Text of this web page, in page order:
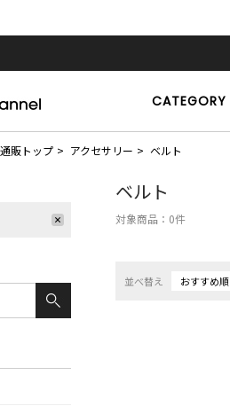
CATEGORY
販トップ アクセサリー ベルト
ベルト
対象商品： 0件
並べ替え おすすめ順